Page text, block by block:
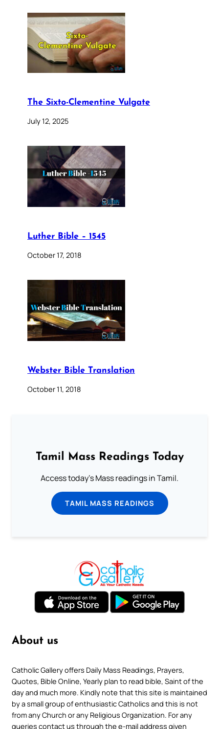
The Sixto-Clementine Vulgate
July 12, 2025
Luther Bible – 1545
October 17, 2018
Webster Bible Translation
October 11, 2018
Tamil Mass Readings Today
Access today's Mass readings in Tamil.
TAMIL MASS READINGS
About us
Catholic Gallery offers Daily Mass Readings, Prayers,
Quotes, Bible Online, Yearly plan to read bible, Saint of the
day and much more. Kindly note that this site is maintained
by a small group of enthusiastic Catholics and this is not
from any Church or any Religious Organization. For any
queries contact us through the e-mail address given